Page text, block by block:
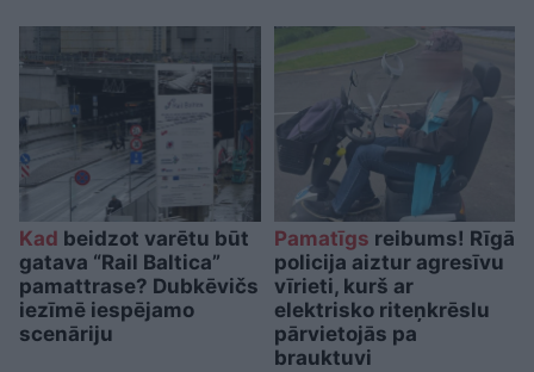
Kad beidzot varētu būt
gatava “Rail Baltica”
pamattrase? Dubkēvičs
iezīmē iespējamo
scenāriju
Pamatīgs reibums! Rīgā
policija aiztur agresīvu
vīrieti, kurš ar
elektrisko riteņkrēslu
pārvietojās pa
brauktuvi